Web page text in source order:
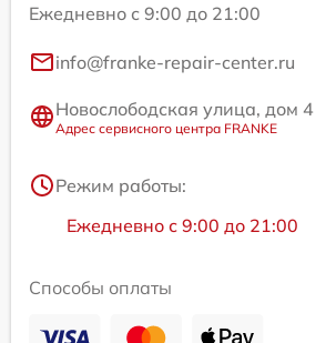
Ежедневно с 9:00 до 21:00
info@franke-repair-center.ru
Новослободская улица, дом 4
Адрес сервисного центра FRANKE
Режим работы:
Ежедневно с 9:00 до 21:00
Способы оплаты